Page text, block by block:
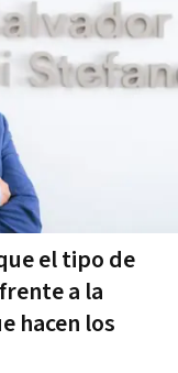
el tipo de
a la
hacen los